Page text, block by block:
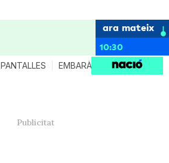
ara mateix
10:30
PANTALLES EMBARÀS CRIANÇA